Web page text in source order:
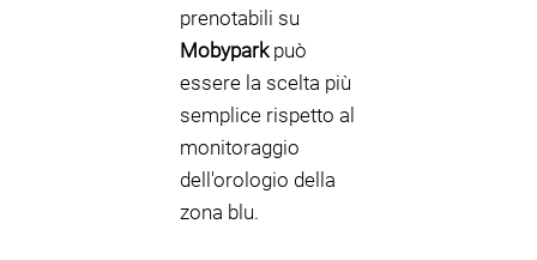
prenotabili su
Mobyparkpuò
essere la scelta più
semplice rispetto al
monitoraggio
dell'orologio della
zona blu.